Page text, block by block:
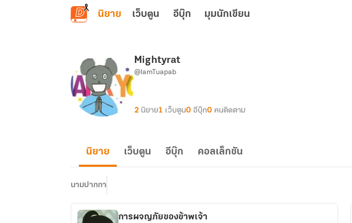
ข้ามไปยังเนื้อหาหลัก
นิยาย เว็บตูน อีบุ๊ก มุมนักเขียน
Mightyrat
@IamTuapab
2 นิยาย1 เว็บตูน0 อีบุ๊ก0 คนติดตาม
นิยาย เว็บตูน อีบุ๊ก คอลเล็กชัน
นามปากกา
การผจญภัยของข้าพเจ้า